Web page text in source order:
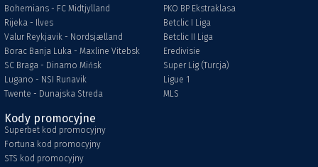
Bohemians - FC Midtjylland
Rijeka - Ilves
Valur Reykjavik - Nordsjælland
Borac Banja Luka - Maxline Vitebsk
SC Braga - Dinamo Mińsk
Lugano - NSI Runavik
Twente - Dunajska Streda
PKO BP Ekstraklasa
Betclic I Liga
Betclic II Liga
Eredivisie
Super Lig (Turcja)
Ligue 1
MLS
Kody promocyjne
Superbet kod promocyjny
Fortuna kod promocyjny
STS kod promocyjny